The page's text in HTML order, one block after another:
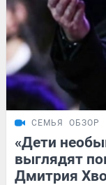
СЕМЬЯ ОБЗОР
«Дети
выглядят
Дмитрия